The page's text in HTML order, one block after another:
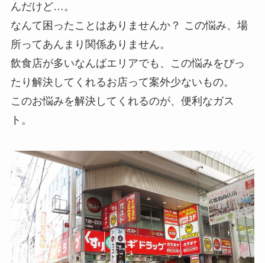
んだけど…。
なんて困ったことはありませんか？ この悩み、場
所ってあんまり関係ありません。
飲食店が多いなんばエリアでも、この悩みをぴっ
たり解決してくれるお店って案外少ないもの。
このお悩みを解決してくれるのが、便利なガス
ト。